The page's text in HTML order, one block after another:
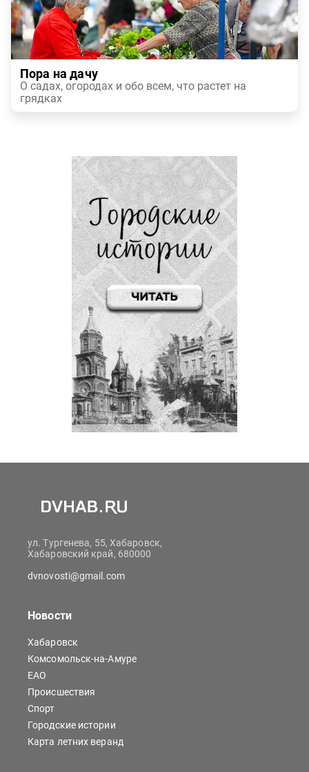
Пора на дачу
О садах, огородах и обо всем, что растет на
грядках
ул. Тургенева, 55, Хабаровск,
Хабаровский край, 680000
dvnovosti@gmail.com
Новости
Хабаровск
Комсомольск-на-Амуре
ЕАО
Происшествия
Спорт
Городские истории
Карта летних веранд